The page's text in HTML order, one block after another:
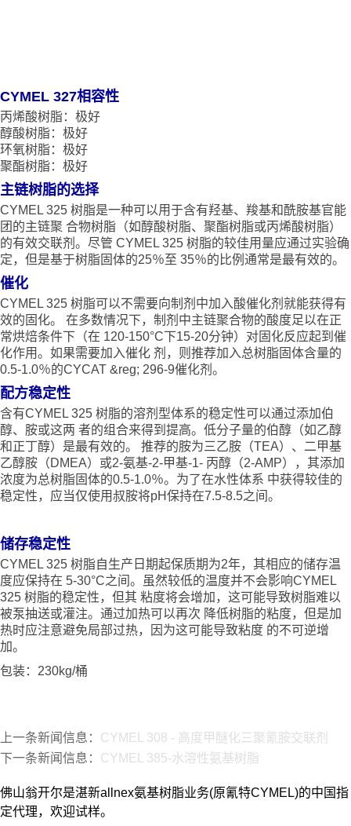
CYMEL 327相容性
丙烯酸树脂：极好
醇酸树脂：极好
环氧树脂：极好
聚酯树脂：极好
主链树脂的选择
CYMEL 325 树脂是一种可以用于含有羟基、羧基和酰胺基官能
团的主链聚 合物树脂（如醇酸树脂、聚酯树脂或丙烯酸树脂）
的有效交联剂。尽管 CYMEL 325 树脂的较佳用量应通过实验确
定，但是基于树脂固体的25％至 35％的比例通常是最有效的。
催化
CYMEL 325 树脂可以不需要向制剂中加入酸催化剂就能获得有
效的固化。 在多数情况下，制剂中主链聚合物的酸度足以在正
常烘焙条件下（在 120-150°C下15-20分钟）对固化反应起到催
化作用。如果需要加入催化 剂，则推荐加入总树脂固体含量的
0.5-1.0％的CYCAT &reg; 296-9催化剂。
配方稳定性
含有CYMEL 325 树脂的溶剂型体系的稳定性可以通过添加伯
醇、胺或这两 者的组合来得到提高。低分子量的伯醇（如乙醇
和正丁醇）是最有效的。 推荐的胺为三乙胺（TEA）、二甲基
乙醇胺（DMEA）或2-氨基-2-甲基-1- 丙醇（2-AMP），其添加
浓度为总树脂固体的0.5-1.0％。为了在水性体系 中获得较佳的
稳定性，应当仅使用叔胺将pH保持在7.5-8.5之间。
储存稳定性
CYMEL 325 树脂自生产日期起保质期为2年，其相应的储存温
度应保持在 5-30°C之间。虽然较低的温度并不会影响CYMEL
325 树脂的稳定性，但其 粘度将会增加，这可能导致树脂难以
被泵抽送或灌注。通过加热可以再次 降低树脂的粘度，但是加
热时应注意避免局部过热，因为这可能导致粘度 的不可逆增
加。
包装：230kg/桶
上一条新闻信息： CYMEL 308 - 高度甲醚化三聚氰胺交联剂
下一条新闻信息： CYMEL 385-水溶性氨基树脂
佛山翁开尔是湛新allnex氨基树脂业务(原氰特CYMEL)的中国指
定代理，欢迎试样。